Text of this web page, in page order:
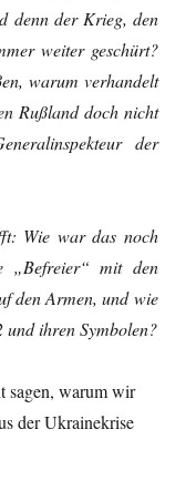
denn der Krieg, den
weiter geschürt?
warum verhandelt
Rußland doch nicht
der
Wie war das noch
„Befreier“ mit den
den Armen, und wie
ihren Symbolen?
sagen, warum wir
der Ukrainekrise